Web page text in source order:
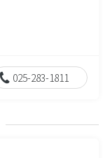
025-283-1811